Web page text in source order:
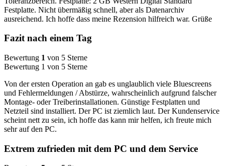
Festplatte. Nicht übermäßig schnell, aber als Datenarchiv
ausreichend. Ich hoffe dass meine Rezension hilfreich war. Grüße
Fazit nach einem Tag
Bewertung 1 von 5 Sterne
Bewertung 1 von 5 Sterne
Von der ersten Operation an gab es unglaublich viele Bluescreens
und Fehlermeldungen / Abstürze, wahrscheinlich aufgrund falscher
Montage- oder Treiberinstallationen. Günstige Festplatten und
Netzteil sind installiert. Der PC ist ziemlich laut. Der Kundenservice
scheint nett zu sein, ich hoffe das kann mir helfen, ich freute mich
sehr auf den PC.
Extrem zufrieden mit dem PC und dem Service